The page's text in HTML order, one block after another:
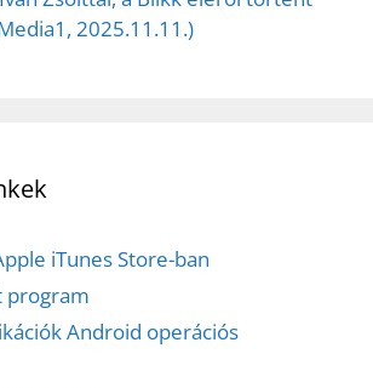
2025.11.11.)
iTunes Store-ban
program
Android operációs